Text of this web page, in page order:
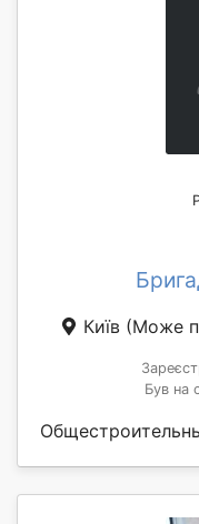
Київ (Може
Був на